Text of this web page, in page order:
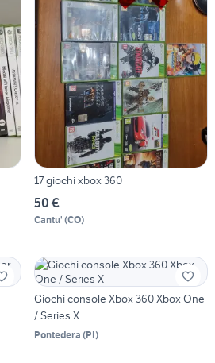
17 giochi xbox 360
50 €
Cantu' (CO)
Giochi console Xbox 360 Xbox One
/ Series X
Pontedera (PI)